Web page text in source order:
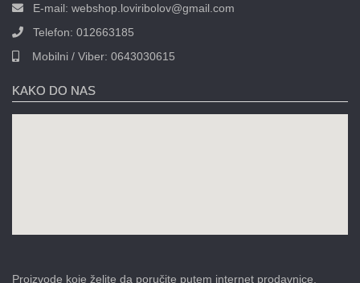
E-mail: webshop.loviribolov@gmail.com
Telefon: 012663185
Mobilni / Viber: 0643030615
KAKO DO NAS
Proizvode koje želite da poručite putem internet prodavnice,